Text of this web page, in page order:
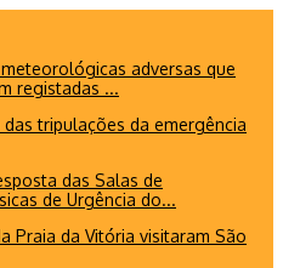
adversas que
registadas ...
tripulações da emergência
das Salas de
de Urgência do...
Praia da Vitória visitaram São